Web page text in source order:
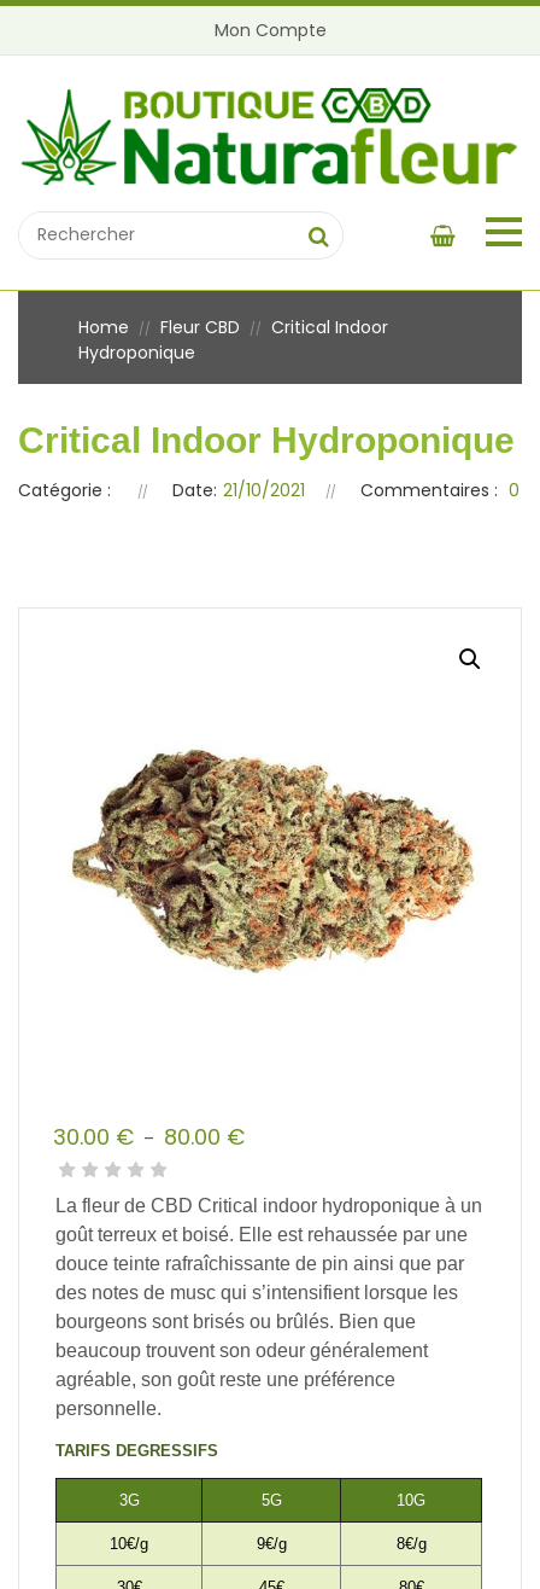
Mon Compte
Home // Fleur CBD // Critical Indoor
Hydroponique
Critical Indoor Hydroponique
Catégorie : Date: 21/10/2021 Commentaires : 0
30.00 € – 80.00 €
Plage
de
prix :
30.00 €
80.00 €
La fleur de CBD Critical indoor hydroponique à un
goût terreux et boisé. Elle est rehaussée par une
douce teinte rafraîchissante de pin ainsi que par
des notes de musc qui s’intensifient lorsque les
bourgeons sont brisés ou brûlés. Bien que
beaucoup trouvent son odeur généralement
agréable, son goût reste une préférence
personnelle.
TARIFS DEGRESSIFS
3G 5G 10G
10€/g 9€/g 8€/g